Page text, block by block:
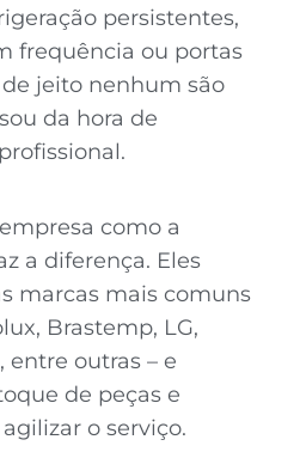
persistentes,
frequência ou portas
jeito nenhum são
da hora de
como a
a diferença. Eles
marcas mais comuns
Brastemp, LG,
entre outras – e
de peças e
o serviço.